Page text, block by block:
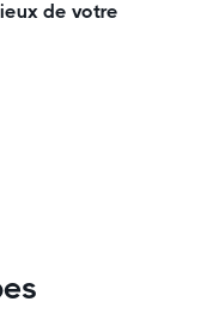
de votre